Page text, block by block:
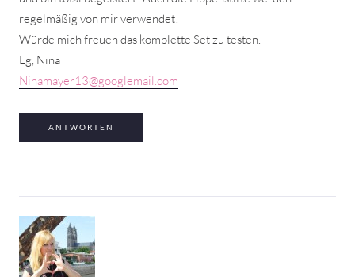
regelmäßig von mir verwendet!
Würde mich freuen das komplette Set zu testen.
Lg, Nina
Ninamayer13@googlemail.com
ANTWORTEN